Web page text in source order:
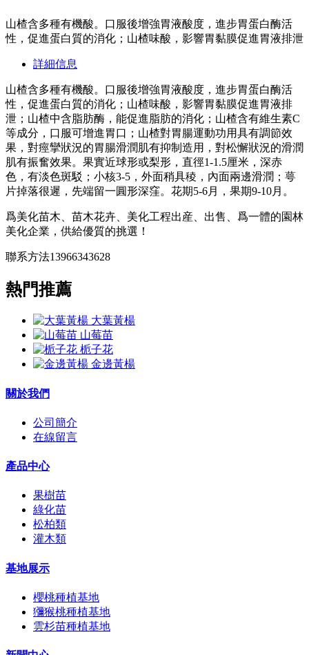
山楂含多種有機酸。口服後增強胃液酸度，進步胃蛋白酶活
性，促進蛋白質的消化；山楂味酸，影響胃黏膜促進胃液排泄
詳細信息
山楂含多種有機酸。口服後增強胃液酸度，進步胃蛋白酶活
性，促進蛋白質的消化；山楂味酸，影響胃黏膜促進胃液排
泄；山楂中含脂肪酶，能促進脂肪的消化；山楂含有維生素C
等成分，口服可增進胃口；山楂對胃腸運動功用具有調節效
果，對痙攣狀況的胃腸滑潤肌有抑制造用，對松懈狀況的滑潤
肌有振奮效果。果實近球形或梨形，直徑1-1.5厘米，深赤
色，有淡色斑駁；小核3-5，外面稍具稜，內面兩邊滑潤；萼
片掉落很遲，先端留一圓形深窪。花期5-6月，果期9-10月。
爲美化苗木、苗木花卉、美化工程出産、出售、爲一體的園林
美化企業，供給優質的挑選！
聯系方法13966343628
熱門推薦
大葉黃楊
山莓苗
栀子花
金邊黃楊
關於我們
公司簡介
在線留言
產品中心
果樹苗
綠化苗
松柏類
灌木類
基地展示
櫻桃種植基地
獼猴桃種植基地
雲杉苗種植基地